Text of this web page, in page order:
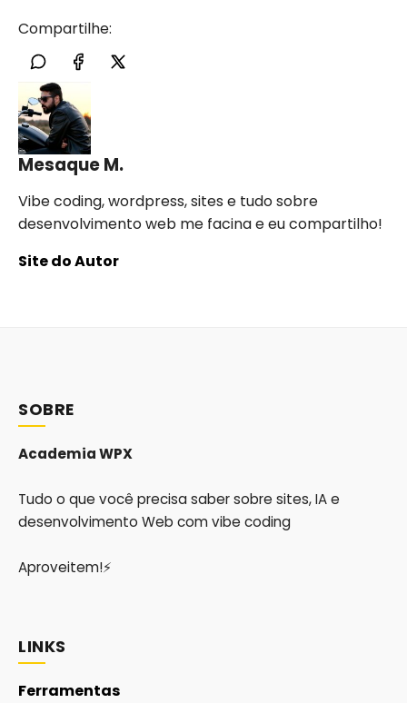
Compartilhe:
Mesaque M.
Vibe coding, wordpress, sites e tudo sobre
desenvolvimento web me facina e eu compartilho!
Site do Autor
SOBRE
Academia WPX
Tudo o que você precisa saber sobre sites, IA e
desenvolvimento Web com vibe coding
Aproveitem!⚡
LINKS
Ferramentas